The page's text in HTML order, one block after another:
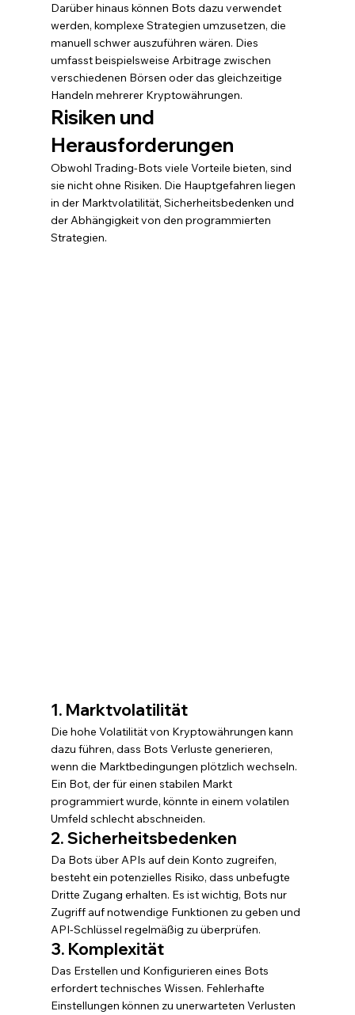
Darüber hinaus können Bots dazu verwendet
werden, komplexe Strategien umzusetzen, die
manuell schwer auszuführen wären. Dies
umfasst beispielsweise Arbitrage zwischen
verschiedenen Börsen oder das gleichzeitige
Handeln mehrerer Kryptowährungen.
Risiken und
Herausforderungen
Obwohl Trading-Bots viele Vorteile bieten, sind
sie nicht ohne Risiken. Die Hauptgefahren liegen
in der Marktvolatilität, Sicherheitsbedenken und
der Abhängigkeit von den programmierten
Strategien.
1. Marktvolatilität
Die hohe Volatilität von Kryptowährungen kann
dazu führen, dass Bots Verluste generieren,
wenn die Marktbedingungen plötzlich wechseln.
Ein Bot, der für einen stabilen Markt
programmiert wurde, könnte in einem volatilen
Umfeld schlecht abschneiden.
2. Sicherheitsbedenken
Da Bots über APIs auf dein Konto zugreifen,
besteht ein potenzielles Risiko, dass unbefugte
Dritte Zugang erhalten. Es ist wichtig, Bots nur
Zugriff auf notwendige Funktionen zu geben und
API-Schlüssel regelmäßig zu überprüfen.
3. Komplexität
Das Erstellen und Konfigurieren eines Bots
erfordert technisches Wissen. Fehlerhafte
Einstellungen können zu unerwarteten Verlusten